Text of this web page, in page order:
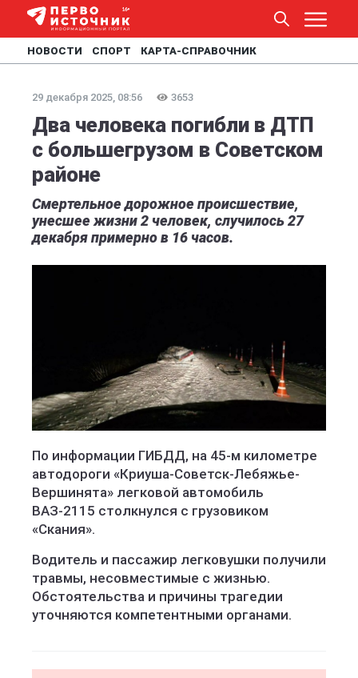
НОВОСТИ СПОРТ КАРТА-СПРАВОЧНИК
29 декабря 2025, 08:56 3653
Два человека погибли в ДТП
с большегрузом в Советском
районе
Смертельное дорожное происшествие,
унесшее жизни 2 человек, случилось 27
декабря примерно в 16 часов.
По информации ГИБДД, на 45-м километре
автодороги «Криуша-Советск-Лебяжье-
Вершинята» легковой автомобиль
ВАЗ-2115 столкнулся с грузовиком
«Скания».
Водитель и пассажир легковушки получили
травмы, несовместимые с жизнью.
Обстоятельства и причины трагедии
уточняются компетентными органами.